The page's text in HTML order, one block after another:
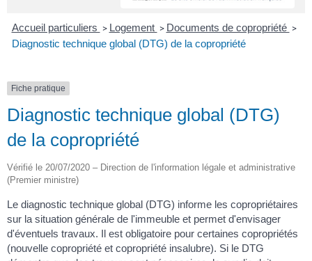
Accueil particuliers > Logement > Documents de copropriété >
Diagnostic technique global (DTG) de la copropriété
Fiche pratique
Diagnostic technique global (DTG)
de la copropriété
Vérifié le 20/07/2020 – Direction de l'information légale et administrative
(Premier ministre)
Le diagnostic technique global (DTG) informe les copropriétaires
sur la situation générale de l'immeuble et permet d'envisager
d'éventuels travaux. Il est obligatoire pour certaines copropriétés
(nouvelle copropriété et copropriété insalubre). Si le DTG